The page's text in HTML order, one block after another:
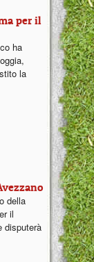
per il
ha
la
della
il
disputerà